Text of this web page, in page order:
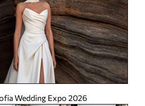
Wedding Expo 2026